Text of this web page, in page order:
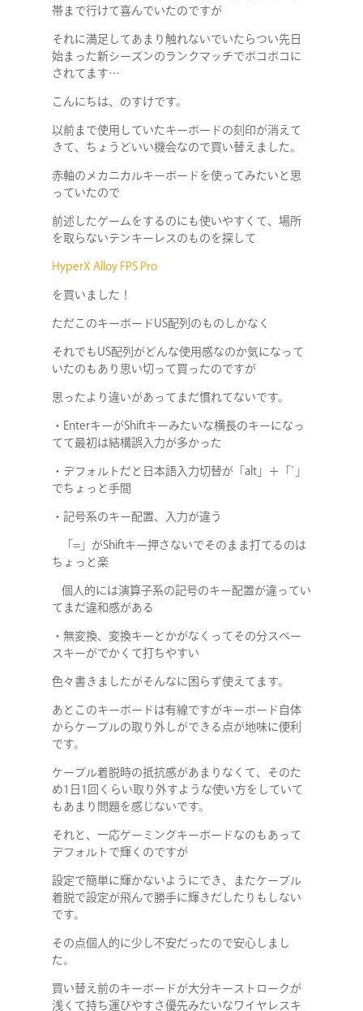
帯まで行けて喜んでいたのですが
それに満足してあまり触れないでいたらつい先日
始まった新シーズンのランクマッチでボコボコに
されてます…
こんにちは、のすけです。
以前まで使用していたキーボードの刻印が消えて
きて、ちょうどいい機会なので買い替えました。
赤軸のメカニカルキーボードを使ってみたいと思
っていたので
前述したゲームをするのにも使いやすくて、場所
を取らないテンキーレスのものを探して
HyperX Alloy FPS Pro
を買いました！
ただこのキーボードUS配列のものしかなく
それでもUS配列がどんな使用感なのか気になって
いたのもあり思い切って買ったのですが
思ったより違いがあってまだ慣れてないです。
・EnterキーがShiftキーみたいな横長のキーになっ
てて最初は結構誤入力が多かった
・デフォルトだと日本語入力切替が「alt」＋「`」
でちょっと手間
・記号系のキー配置、入力が違う
「=」がShiftキー押さないでそのまま打てるのは
ちょっと楽
個人的には演算子系の記号のキー配置が違ってい
てまだ違和感がある
・無変換、変換キーとかがなくってその分スペー
スキーがでかくて打ちやすい
色々書きましたがそんなに困らず使えてます。
あとこのキーボードは有線ですがキーボード自体
からケーブルの取り外しができる点が地味に便利
です。
ケーブル着脱時の抵抗感があまりなくて、そのた
め1日1回くらい取り外すような使い方をしていて
もあまり問題を感じないです。
それと、一応ゲーミングキーボードなのもあって
デフォルトで輝くのですが
設定で簡単に輝かないようにでき、またケーブル
着脱で設定が飛んで勝手に輝きだしたりもしない
です。
その点個人的に少し不安だったので安心しまし
た。
買い替え前のキーボードが大分キーストロークが
浅くて持ち運びやすさ優先みたいなワイヤレスキ